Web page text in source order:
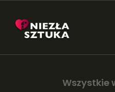
Wszystkie
NIEZŁA